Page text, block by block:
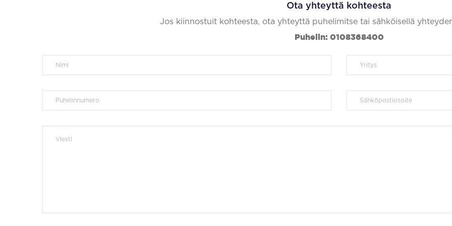
Ota yhteyttä kohteesta
Jos kiinnostuit kohteesta, ota yhteyttä puhelimitse tai sähköisellä
Puhelin: 0108368400